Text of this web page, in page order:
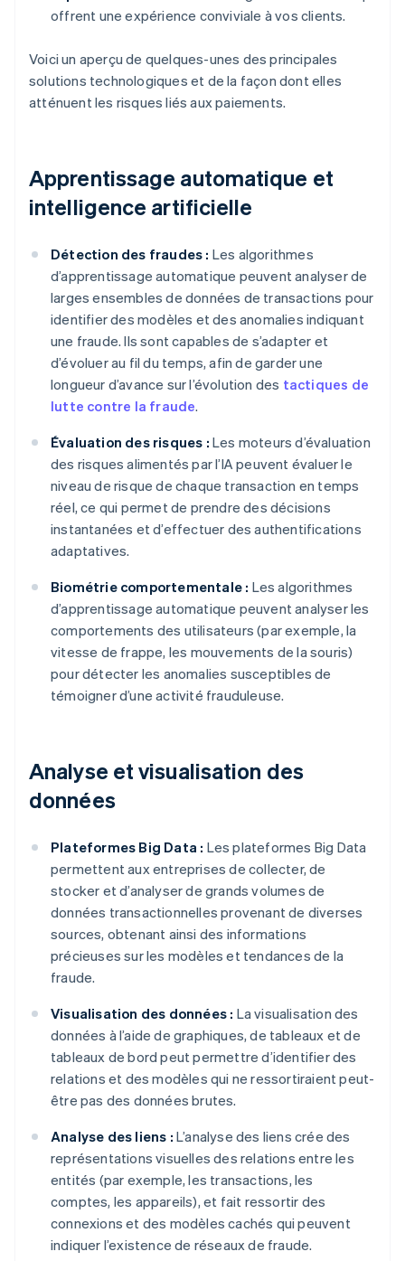
offrent une expérience conviviale à vos clients.
Voici un aperçu de quelques-unes des principales
solutions technologiques et de la façon dont elles
atténuent les risques liés aux paiements.
Apprentissage automatique et
intelligence artificielle
Détection des fraudes : Les algorithmes
d’apprentissage automatique peuvent analyser de
larges ensembles de données de transactions pour
identifier des modèles et des anomalies indiquant
une fraude. Ils sont capables de s’adapter et
d’évoluer au fil du temps, afin de garder une
longueur d’avance sur l’évolution des tactiques de
lutte contre la fraude.
Évaluation des risques : Les moteurs d’évaluation
des risques alimentés par l’IA peuvent évaluer le
niveau de risque de chaque transaction en temps
réel, ce qui permet de prendre des décisions
instantanées et d’effectuer des authentifications
adaptatives.
Biométrie comportementale : Les algorithmes
d’apprentissage automatique peuvent analyser les
comportements des utilisateurs (par exemple, la
vitesse de frappe, les mouvements de la souris)
pour détecter les anomalies susceptibles de
témoigner d’une activité frauduleuse.
Analyse et visualisation des
données
Plateformes Big Data : Les plateformes Big Data
permettent aux entreprises de collecter, de
stocker et d’analyser de grands volumes de
données transactionnelles provenant de diverses
sources, obtenant ainsi des informations
précieuses sur les modèles et tendances de la
fraude.
Visualisation des données : La visualisation des
données à l’aide de graphiques, de tableaux et de
tableaux de bord peut permettre d’identifier des
relations et des modèles qui ne ressortiraient peut-
être pas des données brutes.
Analyse des liens : L’analyse des liens crée des
représentations visuelles des relations entre les
entités (par exemple, les transactions, les
comptes, les appareils), et fait ressortir des
connexions et des modèles cachés qui peuvent
indiquer l’existence de réseaux de fraude.